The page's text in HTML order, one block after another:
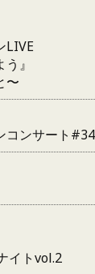
LIVE
』
〜
ンサート
イトvol.2